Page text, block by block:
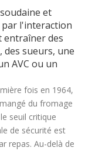
et
par l'interaction
entraîner des
des sueurs, une
AVC ou un
fois en 1964,
du fromage
seuil critique
de sécurité est
repas. Au-delà de